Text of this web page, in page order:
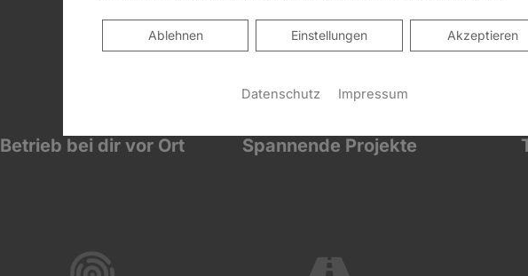
Betrieb bei dir vor Ort Spannende Projekte
Akzeptieren
Einstellungen
Ablehnen
Ablehnen
Datenschutz Impressum